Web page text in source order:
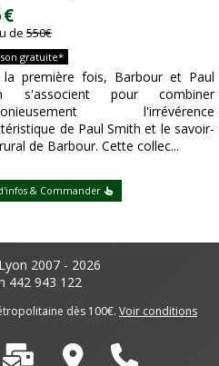
€
de550€
gratuite*
la première fois, Barbour et Paul
s'associent pour combiner
l'irrévérence
de Paul Smith et le savoir-
de Barbour. Cette collec...
& Commander
2007 - 2026
442 943 122
dès 100€. Voir conditions